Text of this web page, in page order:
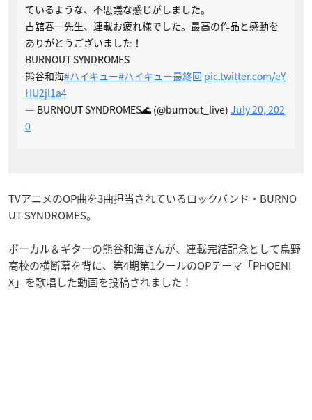
ているような、不思議な感じがしました。
古舘春一先生、連載お疲れ様でした。最高の作品と感動を
ありがとうございました！
BURNOUT SYNDROMES
熊谷和海#ハイキュー#ハイキュー最終回 pic.twitter.com/eY
HU2jl1a4
— BURNOUT SYNDROMES🌊 (@burnout_live) July 20, 202
0
TVアニメのOP曲を3曲担当されているロックバンド・BURNO
UT SYNDROMES。
ボーカル＆ギターの熊谷和海さんが、連載完結記念として烏野
高校の横断幕を背に、第4期第1クールのOPテーマ「PHOENI
X」を歌唱した動画を投稿されました！